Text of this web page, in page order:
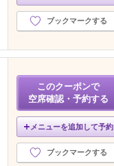
ブックマークする
このクーポンで
空席確認・予約する
メニューを追加して予約
ブックマークする